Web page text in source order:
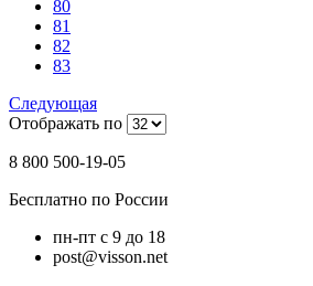
80
81
82
83
Следующая
Отображать по
8 800 500-19-05
Бесплатно по России
пн-пт с 9 до 18
post@visson.net